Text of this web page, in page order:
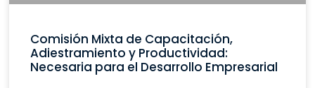
Comisión Mixta de Capacitación,
Adiestramiento y Productividad:
Necesaria para el Desarrollo Empresarial